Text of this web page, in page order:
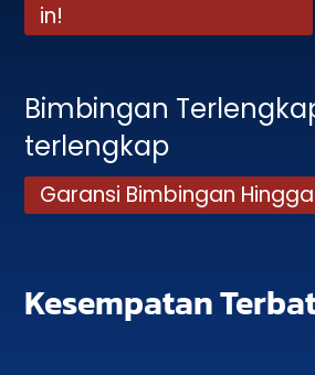
in!
Bimbingan
terlengkap
Garansi Bimbingan
Kesempatan